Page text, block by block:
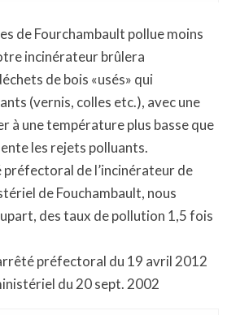
de Fourchambault pollue moins
incinérateur brûlera
de bois «usés» qui
(vernis, colles etc.), avec une
à une température plus basse que
les rejets polluants.
préfectoral de l’incinérateur de
de Fouchambault, nous
des taux de pollution 1,5 fois
préfectoral du 19 avril 2012
du 20 sept. 2002